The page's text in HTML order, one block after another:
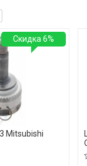
Mitsubishi
Скидка 6%